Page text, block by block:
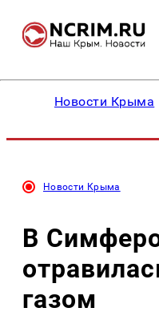
Новости Крыма
Новости Крыма
В
газом